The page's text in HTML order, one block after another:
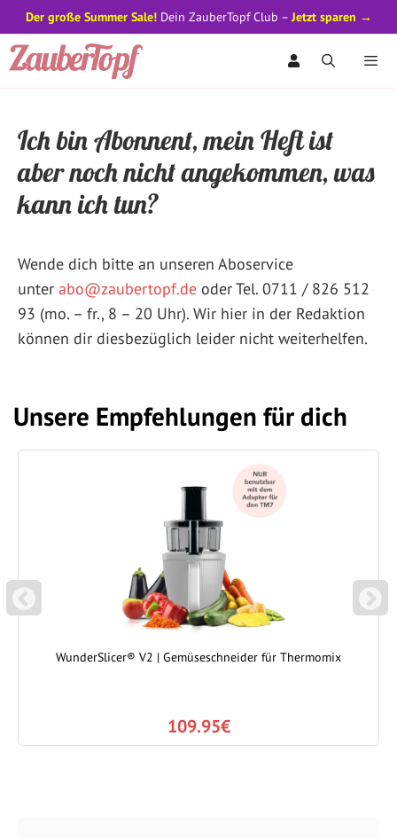
Zum
Inhalt
Ich bin Abonnent, mein Heft ist
aber noch nicht angekommen, was
kann ich tun?
Wende dich bitte an unseren Aboservice
unter abo@zaubertopf.de oder Tel. 0711 / 826 512
93 (mo. – fr., 8 – 20 Uhr). Wir hier in der Redaktion
können dir diesbezüglich leider nicht weiterhelfen.
Unsere Empfehlungen für dich
P
REVIOUS
WunderSlicer® V2 | Gemüseschneider für Thermomix
109.95€
N
EXT
Der große Summer Sale!Dein ZauberTopf Club –Jetzt sparen →